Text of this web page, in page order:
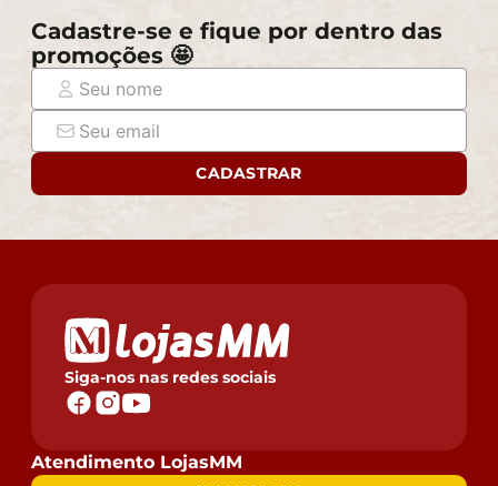
portas, escadas e/ou corredores de sua residência.
Cadastre-se e fique por dentro das
promoções 🤩
CADASTRAR
Siga-nos nas redes sociais
Atendimento LojasMM